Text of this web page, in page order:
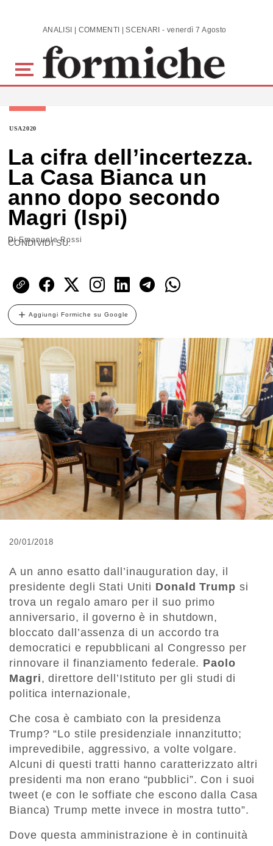
Skip to main content ANALISI | COMMENTI | SCENARI - venerdì 7 Agosto 2026
USA2020
La cifra dell’incertezza.
La Casa Bianca un
anno dopo secondo
Magri (Ispi)
DiEmanuele Rossi
CONDIVIDI SU:
Aggiungi Formiche su Google
20/01/2018
A un anno esatto dall’inauguration day, il
presidente degli Stati Uniti Donald Trump si
trova un regalo amaro per il suo primo
anniversario, il governo è in shutdown,
bloccato dall’assenza di un accordo tra
democratici e repubblicani al Congresso per
rinnovare il finanziamento federale. Paolo
Magri, direttore dell’Istituto per gli studi di
politica internazionale,
Che cosa è cambiato con la presidenza
Trump? “Lo stile presidenziale innanzitutto;
imprevedibile, aggressivo, a volte volgare.
Alcuni di questi tratti hanno caratterizzato altri
presidenti ma non erano “pubblici”. Con i suoi
tweet (e con le soffiate che escono dalla Casa
Bianca) Trump mette invece in mostra tutto”.
Dove questa amministrazione è in continuità